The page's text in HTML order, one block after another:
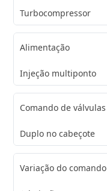
Turbocompressor
Alimentação
Injeção multiponto
Comando de válvulas
Duplo no cabeçote
Variação do comando